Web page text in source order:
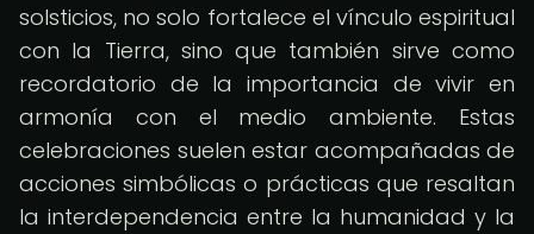
solsticios, no solo fortalece el vínculo espiritual
con la Tierra, sino que también sirve como
recordatorio de la importancia de vivir en
armonía con el medio ambiente. Estas
celebraciones suelen estar acompañadas de
acciones simbólicas o prácticas que resaltan
la interdependencia entre la humanidad y la